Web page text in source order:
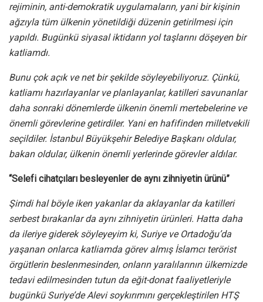
rejiminin, anti-demokratik uygulamaların, yani bir kişinin
ağzıyla tüm ülkenin yönetildiği düzenin getirilmesi için
yapıldı. Bugünkü siyasal iktidarın yol taşlarını döşeyen bir
katliamdı.
Bunu çok açık ve net bir şekilde söyleyebiliyoruz. Çünkü,
katliamı hazırlayanlar ve planlayanlar, katilleri savunanlar
daha sonraki dönemlerde ülkenin önemli mertebelerine ve
önemli görevlerine getirdiler. Yani en hafifinden milletvekili
seçildiler. İstanbul Büyükşehir Belediye Başkanı oldular,
bakan oldular, ülkenin önemli yerlerinde görevler aldılar.
“Selefi cihatçıları besleyenler de aynı zihniyetin ürünü”
Şimdi hal böyle iken yakanlar da aklayanlar da katilleri
serbest bırakanlar da aynı zihniyetin ürünleri. Hatta daha
da ileriye giderek söyleyeyim ki, Suriye ve Ortadoğu’da
yaşanan onlarca katliamda görev almış İslamcı terörist
örgütlerin beslenmesinden, onların yaralılarının ülkemizde
tedavi edilmesinden tutun da eğit-donat faaliyetleriyle
bugünkü Suriye’de Alevi soykırımını gerçekleştirilen HTŞ